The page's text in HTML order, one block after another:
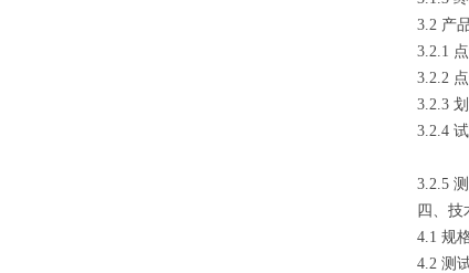
3.2 产
3.2.1
3.2.2
3.2.3
3.2.4
3.2.5
四、技
4.1 规
4.2 测